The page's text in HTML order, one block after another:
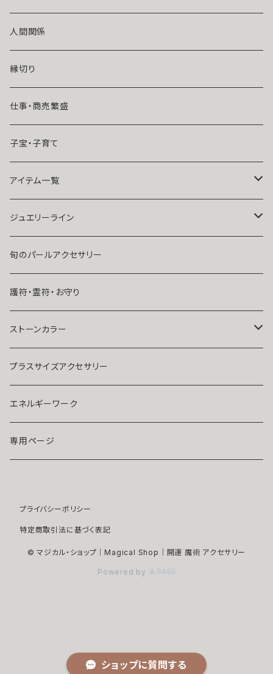
ショップに質問する
風水師さくら
魔術師恋雪
魔術師N.Kelly
魔術師Sara Serendipity
祈祷師澪央
ユタ玉城陽
ライバルの居る恋（略奪したい）
年齢差のある恋（年上・年下）
マンネリ気味の恋
遠距離
復縁したい・取り戻したい愛情
人に言えない関係
出会いが欲しい
結婚したい
人気運・モテる
人間関係
縁切り
仕事・商売繁盛
子宝・子育て
アイテム一覧
ネックレス
ブレスレット・アンクレット
リング
イヤリング・ピアス
ストラップ・キーホルダー
マスクピアス
ブローチ
開運アイテム
浄化アイテム
ヘアアクセサリー
ジュエリーライン
Ｋ１０
K１４
Ｋ１８
プラチナ
ダイヤモンド
モアサナイト
パール
旬のパールアクセサリー
護符・霊符・お守り
ストーンカラー
クリア
ブルー
レッド
ピンク
イエロー
プラスサイズアクセサリー
エネルギーワーク
専用ページ
プライバシーポリシー
特定商取引法に基づく表記
© マジカル・ショップ｜Magical Shop｜開運 魔術 アクセサリー
Powered by